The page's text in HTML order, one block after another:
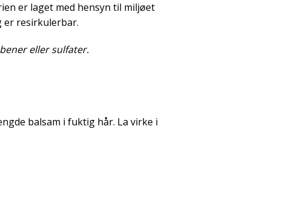
er laget med hensyn til miljøet
er resirkulerbar.
eller sulfater.
balsam i fuktig hår. La virke i